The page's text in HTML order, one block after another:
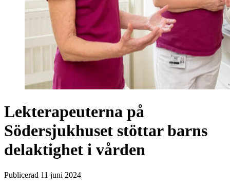
Lekterapeuterna på
Södersjukhuset stöttar barns
delaktighet i vården
Publicerad 11 juni 2024